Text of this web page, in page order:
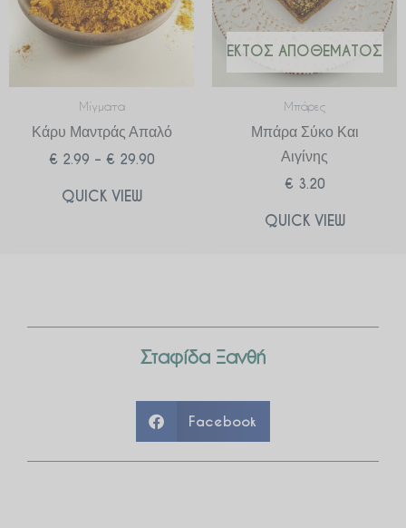
Μίγματα
Κάρυ Μαντράς Απαλό
€ 2.99 – € 29.90
QUICK VIEW
ΕΚΤΌΣ ΑΠΟΘΈΜΑΤΟΣ
Μπάρες
Μπάρα Σύκο Και
Αιγίνης
€ 3.20
QUICK VIEW
Σταφίδα Ξανθή
Facebook